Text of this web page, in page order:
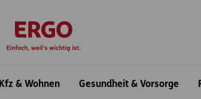
Kfz & Wohnen
Gesundheit & Vorsorge